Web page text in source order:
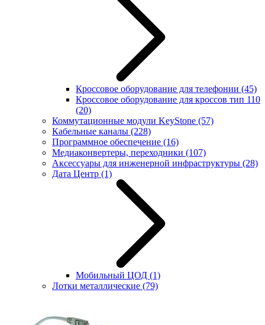
Кроссовое оборудование для телефонии (45)
Кроссовое оборудование для кроссов тип 110
(20)
Коммутационные модули KeyStone (57)
Кабельные каналы (228)
Программное обеспечение (16)
Медиаконвертеры, переходники (107)
Аксессуары для инженерной инфраструктуры (28)
Дата Центр (1)
Мобильный ЦОД (1)
Лотки металлические (79)